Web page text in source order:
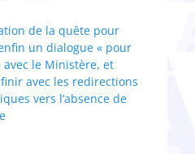
de la quête pour
un dialogue « pour
avec le Ministère, et
avec les redirections
vers l’absence de